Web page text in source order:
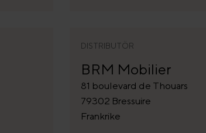
DISTRIBUTÖR
BRM Mobilier
81 boulevard de Thouars
79302 Bressuire
Frankrike